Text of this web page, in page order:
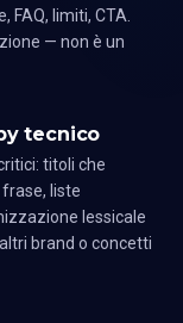
FAQ, limiti, CTA.
— non è un
tecnico
titoli che
liste
lessicale
brand o concetti